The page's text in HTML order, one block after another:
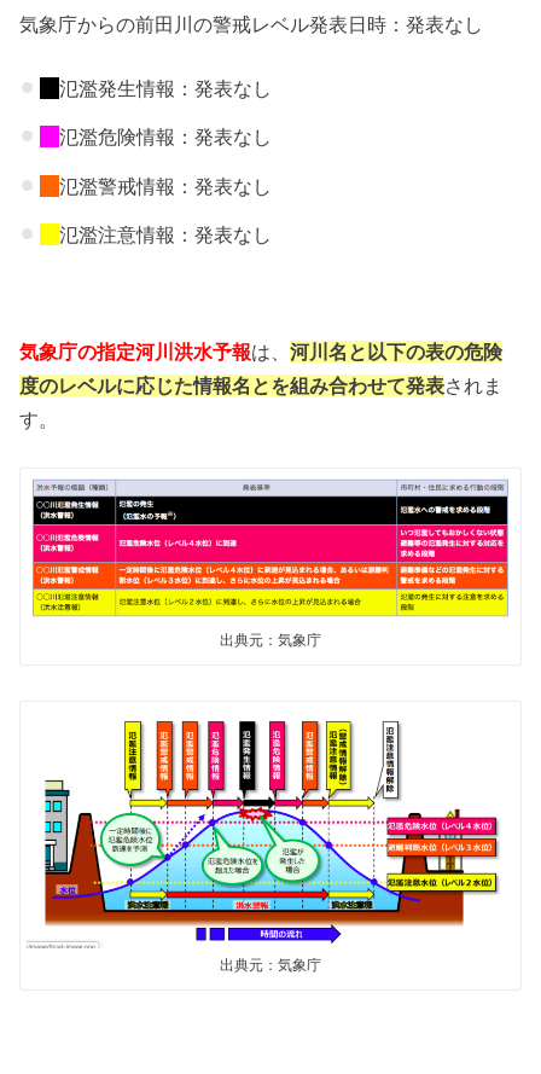
気象庁からの前田川の警戒レベル発表日時：発表なし
氾濫発生情報：発表なし
氾濫危険情報：発表なし
氾濫警戒情報：発表なし
氾濫注意情報：発表なし
気象庁の指定河川洪水予報は、河川名と以下の表の危険
度のレベルに応じた情報名とを組み合わせて発表されま
す。
出典元：気象庁
出典元：気象庁